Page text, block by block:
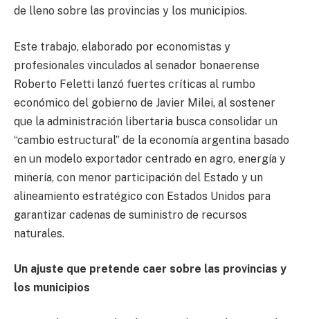
de lleno sobre las provincias y los municipios.
Este trabajo, elaborado por economistas y
profesionales vinculados al senador bonaerense
Roberto Feletti lanzó fuertes críticas al rumbo
económico del gobierno de Javier Milei, al sostener
que la administración libertaria busca consolidar un
“cambio estructural” de la economía argentina basado
en un modelo exportador centrado en agro, energía y
minería, con menor participación del Estado y un
alineamiento estratégico con Estados Unidos para
garantizar cadenas de suministro de recursos
naturales.
Un ajuste que pretende caer sobre las provincias y
los municipios